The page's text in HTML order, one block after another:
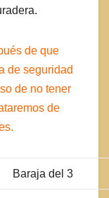
de que
de seguridad
de no tener
de
Baraja del 3